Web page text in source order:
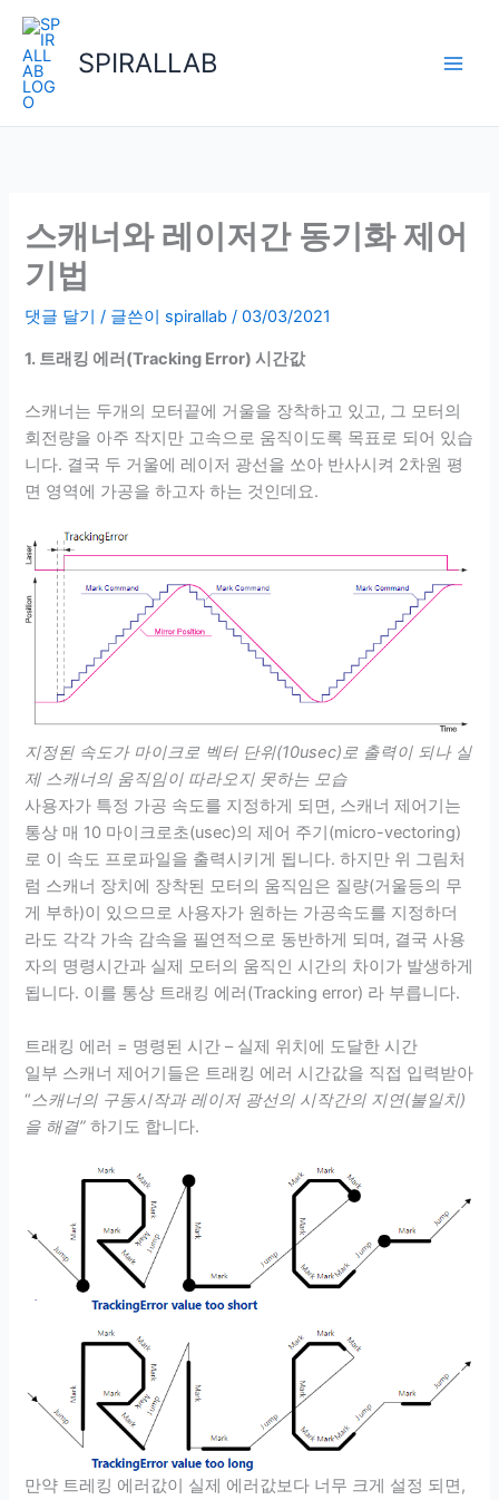
SPIRALLAB
스캐너와 레이저간 동기화 제어
기법
댓글 달기 / 글쓴이 spirallab/03/03/2021
1. 트래킹 에러(Tracking Error) 시간값
스캐너는 두개의 모터끝에 거울을 장착하고 있고, 그 모터의
회전량을 아주 작지만 고속으로 움직이도록 목표로 되어 있습
니다. 결국 두 거울에 레이저 광선을 쏘아 반사시켜 2차원 평
면 영역에 가공을 하고자 하는 것인데요.
지정된 속도가 마이크로 벡터 단위(10usec)로 출력이 되나 실
제 스캐너의 움직임이 따라오지 못하는 모습
사용자가 특정 가공 속도를 지정하게 되면, 스캐너 제어기는
통상 매 10 마이크로초(usec)의 제어 주기(micro-vectoring)
로 이 속도 프로파일을 출력시키게 됩니다. 하지만 위 그림처
럼 스캐너 장치에 장착된 모터의 움직임은 질량(거울등의 무
게 부하)이 있으므로 사용자가 원하는 가공속도를 지정하더
라도 각각 가속 감속을 필연적으로 동반하게 되며, 결국 사용
자의 명령시간과 실제 모터의 움직인 시간의 차이가 발생하게
됩니다. 이를 통상 트래킹 에러(Tracking error) 라 부릅니다.
트래킹 에러 = 명령된 시간 – 실제 위치에 도달한 시간
일부 스캐너 제어기들은 트래킹 에러 시간값을 직접 입력받아
“스캐너의 구동시작과 레이저 광선의 시작간의 지연(불일치)
을 해결”하기도 합니다.
만약 트레킹 에러값이 실제 에러값보다 너무 크게 설정 되면,